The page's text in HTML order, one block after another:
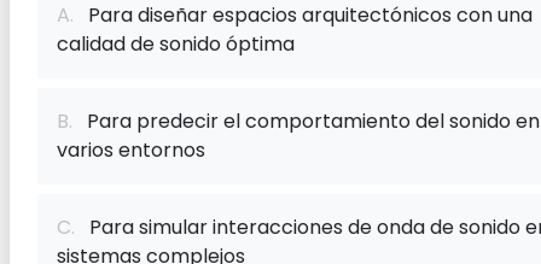
A. Para diseñar espacios arquitectónicos con una
calidad de sonido óptima
B. Para predecir el comportamiento del sonido en
varios entornos
C. Para simular interacciones de onda de sonido
sistemas complejos